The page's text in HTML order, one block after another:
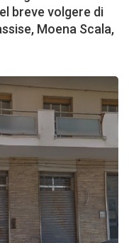
breve volgere di
Moena Scala,